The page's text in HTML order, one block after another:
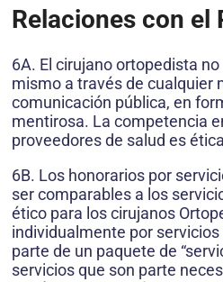
Relaciones con el
6A. El cirujano ortopedista
mismo a través de cualquier
comunicación pública, en
mentirosa. La competencia
proveedores de salud es
6B. Los honorarios por
ser comparables a los
ético para los cirujanos
individualmente por
parte de un paquete de
servicios que son parte